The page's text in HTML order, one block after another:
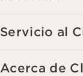
Servicio al
Acerca de